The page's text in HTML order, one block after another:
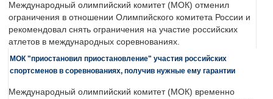
Международный олимпийский комитет (МОК) отменил
ограничения в отношении Олимпийского комитета России и
рекомендовал снять ограничения на участие российских
атлетов в международных соревнованиях.
МОК "приостановил приостановление" участия российских
спортсменов в соревнованиях, получив нужные ему гарантии
Международный олимпийский комитет (МОК) временно